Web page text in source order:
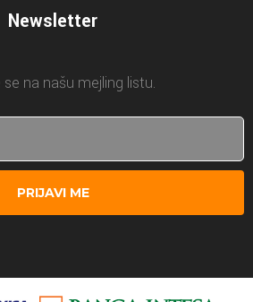
Newsletter
se na našu mejling listu.
PRIJAVI ME